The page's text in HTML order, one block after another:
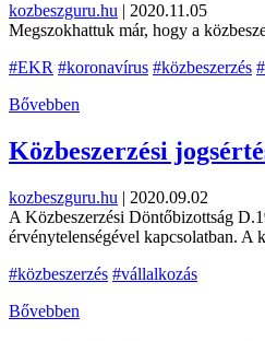
kozbeszguru.hu | 2020.11.05
Megszokhattuk már, hogy a
#EKR #koronavírus #közbeszerzés
Bővebben
Közbeszerzési
kozbeszguru.hu | 2020.09.02
A Közbeszerzési Döntőbizottság
érvénytelenségével kapcsolatban. A
#közbeszerzés #vállalkozás
Bővebben